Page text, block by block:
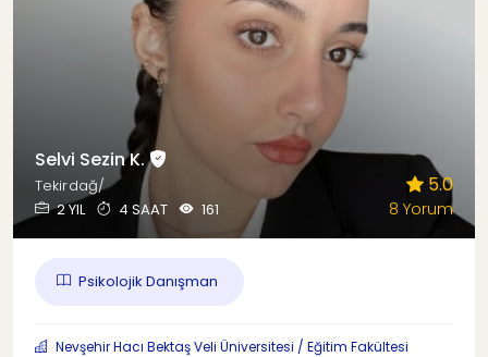
Selvi Sezin K.
Tekirdağ/
2 YIL
4 SAAT 161
5.0
8 Yorum
Psikolojik Danışman
Nevşehir Hacı Bektaş Veli Üniversitesi / Eğitim Fakültesi